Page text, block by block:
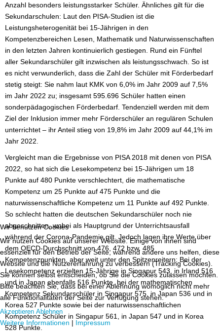
Anzahl besonders leistungsstarker Schüler. Ähnliches gilt für die
Sekundarschulen: Laut den PISA-Studien ist die
Leistungsheterogenität bei 15-Jährigen in den
Kompetenzbereichen Lesen, Mathematik und Naturwissenschaften
in den letzten Jahren kontinuierlich gestiegen. Rund ein Fünftel
aller Sekundarschüler gilt inzwischen als leistungsschwach. So ist
es nicht verwunderlich, dass die Zahl der Schüler mit Förderbedarf
stetig steigt: Sie nahm laut KMK von 6,0% im Jahr 2009 auf 7,5%
im Jahr 2022 zu; insgesamt 595.696 Schüler hatten einen
sonderpädagogischen Förderbedarf. Tendenziell werden mit dem
Ziel der Inklusion immer mehr Förderschüler an regulären Schulen
unterrichtet – ihr Anteil stieg von 19,8% im Jahr 2009 auf 44,1% im
Jahr 2022.
Vergleicht man die Ergebnisse von PISA 2018 mit denen von PISA
2022, so hat sich die Lesekompetenz bei 15-Jährigen um 18
Punkte auf 480 Punkte verschlechtert, die mathematische
Kompetenz um 25 Punkte auf 475 Punkte und die
naturwissenschaftliche Kompetenz um 11 Punkte auf 492 Punkte.
So schlecht hatten die deutschen Sekundarschüler noch nie
abgeschnitten, wobei als Hauptgrund der Unterrichtsausfall
während der Corona-Pandemie gilt. Jedoch lagen ihre Werte über
dem OECD-Durchschnitt von 476, 472 bzw. 485
Kompetenzpunkten, aber weit unter den Spitzenreitern: Bei der
Lesekompetenz erzielten 15-Jährige in Singapur 543, in Irland 516
und in Japan ebenfalls 516 Punkte, bei der mathematischen
Kompetenz Sekundarschüler in Singapur 575, in Japan 536 und in
Korea 527 Punkte sowie bei der naturwissenschaftlichen
Kompetenz Schüler in Singapur 561, in Japan 547 und in Korea
528 Punkte.
Wir benutzen Cookies
Wir nutzen Cookies auf unserer Website. Einige von ihnen sind
essenziell für den Betrieb der Seite, während andere uns helfen, diese
Website und die Nutzererfahrung zu verbessern (Tracking Cookies).
Sie können selbst entscheiden, ob Sie die Cookies zulassen möchten.
Bitte beachten Sie, dass bei einer Ablehnung womöglich nicht mehr
alle Funktionalitäten der Seite zur Verfügung stehen.
Akzeptieren Ablehnen
Weitere Informationen | Impressum